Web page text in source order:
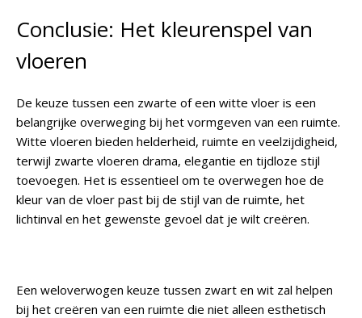
Conclusie: Het kleurenspel van
vloeren
De keuze tussen een zwarte of een witte vloer is een
belangrijke overweging bij het vormgeven van een ruimte.
Witte vloeren bieden helderheid, ruimte en veelzijdigheid,
terwijl zwarte vloeren drama, elegantie en tijdloze stijl
toevoegen. Het is essentieel om te overwegen hoe de
kleur van de vloer past bij de stijl van de ruimte, het
lichtinval en het gewenste gevoel dat je wilt creëren.
Een weloverwogen keuze tussen zwart en wit zal helpen
bij het creëren van een ruimte die niet alleen esthetisch